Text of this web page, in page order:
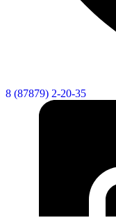
8 (87879) 2-20-35